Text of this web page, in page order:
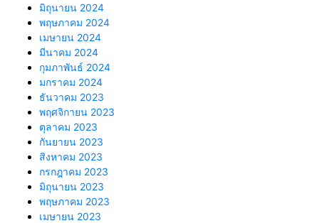
มิถุนายน 2024
พฤษภาคม 2024
เมษายน 2024
มีนาคม 2024
กุมภาพันธ์ 2024
มกราคม 2024
ธันวาคม 2023
พฤศจิกายน 2023
ตุลาคม 2023
กันยายน 2023
สิงหาคม 2023
กรกฎาคม 2023
มิถุนายน 2023
พฤษภาคม 2023
เมษายน 2023